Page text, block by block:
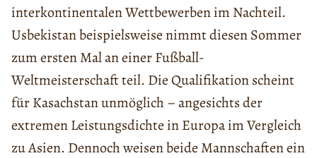
interkontinentalen Wettbewerben im Nachteil.
Usbekistan beispielsweise nimmt diesen Sommer
zum ersten Mal an einer Fußball-
Weltmeisterschaft teil. Die Qualifikation scheint
für Kasachstan unmöglich – angesichts der
extremen Leistungsdichte in Europa im Vergleich
zu Asien. Dennoch weisen beide Mannschaften ein